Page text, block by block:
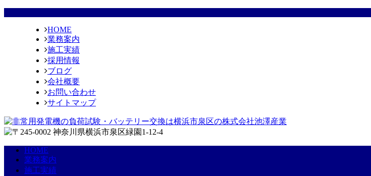
HOME
業務案内
施工実績
採用情報
ブログ
会社概要
お問い合わせ
サイトマップ
HOME
業務案内
施工実績